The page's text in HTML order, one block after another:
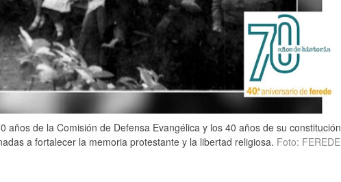
años de la Comisión de Defensa Evangélica y los 40 años de su constitución
a fortalecer la memoria protestante y la libertad religiosa. Foto: FEREDE